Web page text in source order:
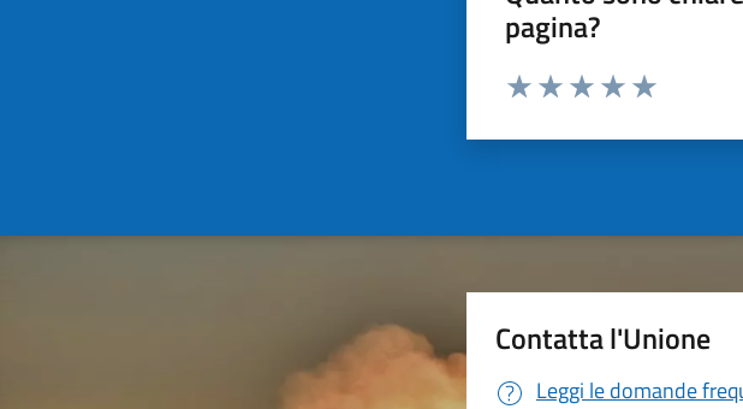
pagina?
Valuta da 1 a 5 stelle la pagina
Contatta l'Unione
Leggi le domande